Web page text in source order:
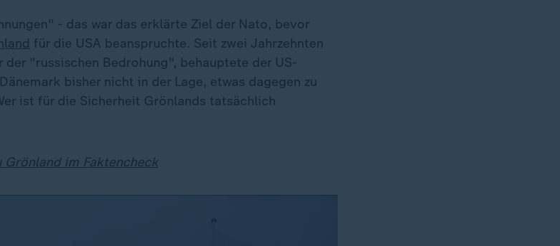
- das war das erklärte Ziel der Nato, bevor
für die USA beanspruchte. Seit zwei Jahrzehnten
"russischen Bedrohung", behauptete der US-
bisher nicht in der Lage, etwas dagegen zu
ist für die Sicherheit Grönlands tatsächlich
Grönland im Faktencheck